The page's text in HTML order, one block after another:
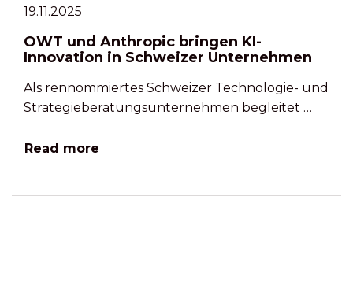
19.11.2025
OWT und Anthropic bringen KI-
Innovation in Schweizer Unternehmen
Als rennommiertes Schweizer Technologie- und
Strategieberatungsunternehmen begleitet …
Read more